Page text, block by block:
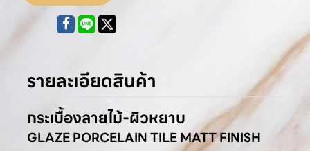
รายละเอียดสินค้า
กระเบื้องลายไม้-ผิวหยาบ
GLAZE PORCELAIN TILE MATT FINISH